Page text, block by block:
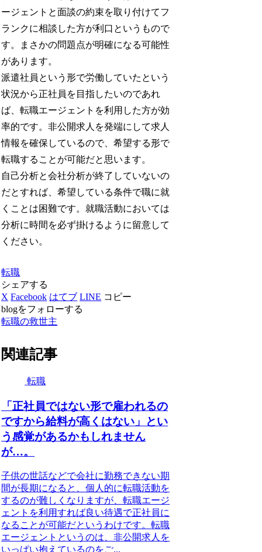
ージェントと面談の約束を取り付けてフ
ランクに相談した方が利口というもので
す。まさかの問題点が明確になる可能性
があります。
派遣社員という形で労働していたという
状況から正社員を目指したいのであれ
ば、転職エージェントを利用した方が効
率的です。非公開求人を発端にして求人
情報を確保しているので、希望する形で
転職することが可能だと思います。
自己分析と会社分析が終了していないの
だとすれば、希望している条件で職に就
くことは困難です。就職活動においては
分析に時間を必ず掛けるように留意して
ください。
転職
シェアする
X Facebook はてブ LINE コピー
blogをフォローする
転職の救世主
関連記事
転職
「正社員ではない形で雇われるの
ですから給料が高くはない」とい
う感覚があるかもしれません
が…。
子供の世話などで会社に勤務できない期
間が長期になると、個人的に転職活動を
するのが難しくなりますが、転職エージ
ェントを利用すれば良い待遇で正社員に
なることが可能だというわけです。転職
エージェントというのは、非公開求人を
いっぱい抱えているのをご...